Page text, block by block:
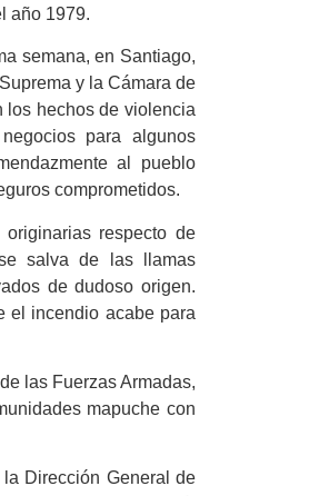
año 1979.
semana, en Santiago,
y la Cámara de
los hechos de violencia
para algunos
al pueblo
comprometidos.
respecto de
salva de las llamas
de dudoso origen.
el incendio acabe para
las Fuerzas Armadas,
mapuche con
Dirección General de